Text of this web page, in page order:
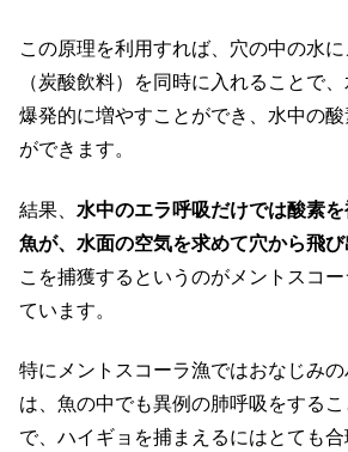
この原理を利用すれば、穴の中の水
（炭酸飲料）を同時に入れることで
爆発的に増やすことができ、水中の
ができます。
結果、 水中のエラ呼吸だけでは酸素
魚が、水面の空気を求めて穴から飛
こを捕獲するというのがメントスコ
ています。
特にメントスコーラ漁ではおなじみ
は、魚の中でも異例の肺呼吸をする
で、ハイギョを捕まえるにはとても